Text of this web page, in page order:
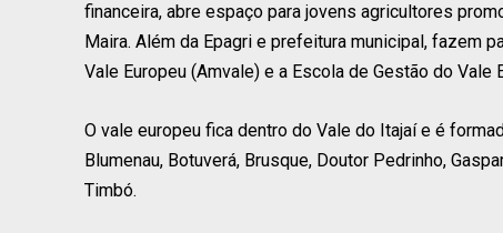
financeira, abre espaço para jovens agricultores
Maira. Além da Epagri e prefeitura municipal, fazem
Vale Europeu (Amvale) e a Escola de Gestão do Vale
O vale europeu fica dentro do Vale do Itajaí e é
Blumenau, Botuverá, Brusque, Doutor Pedrinho,
Timbó.